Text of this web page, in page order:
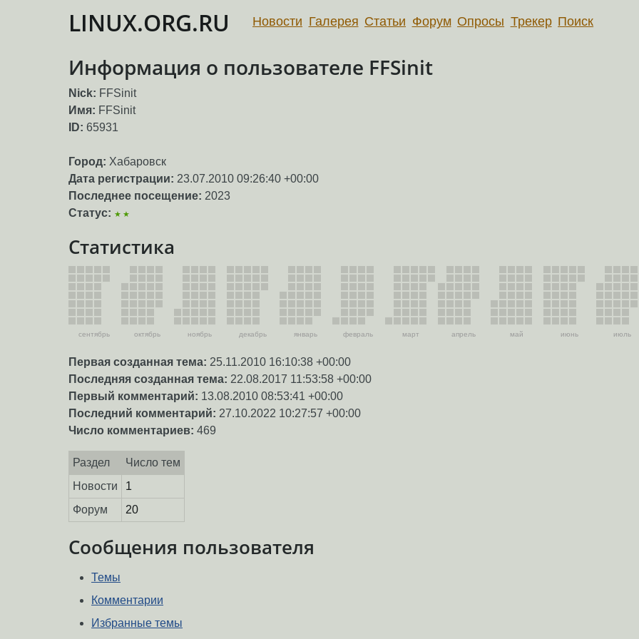
LINUX.ORG.RU Новости Галерея Статьи Форум Опросы Трекер Поиск
Информация о пользователе FFSinit
Nick: FFSinit
Имя: FFSinit
ID: 65931
Город: Хабаровск
Дата регистрации: 23.07.2010 09:26:40 +00:00
Последнее посещение: 2023
Статус: ★★
Статистика
сентябрь октябрь ноябрь декабрь январь февраль март апрель май июнь июль
Первая созданная тема: 25.11.2010 16:10:38 +00:00
Последняя созданная тема: 22.08.2017 11:53:58 +00:00
Первый комментарий: 13.08.2010 08:53:41 +00:00
Последний комментарий: 27.10.2022 10:27:57 +00:00
Число комментариев: 469
Раздел
Число тем
Новости
1
Форум
20
Сообщения пользователя
Темы
Комментарии
Избранные темы